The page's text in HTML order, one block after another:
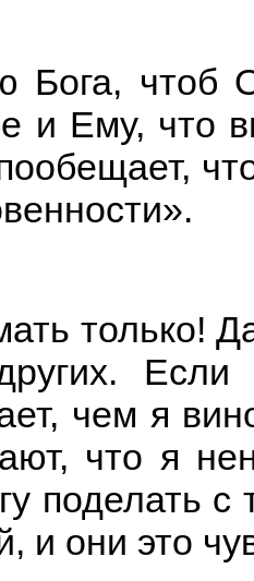
чтоб
и Ему, что
только!
Если
чем я
что я
поделать
и они это